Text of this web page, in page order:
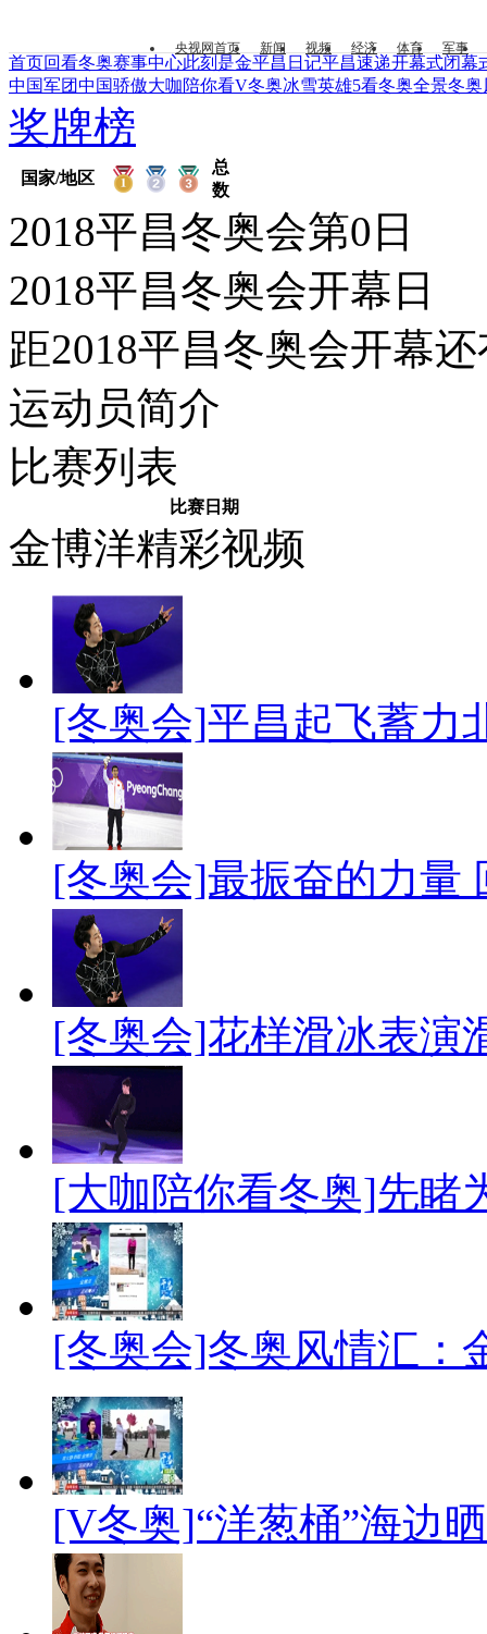
央视网首页 新闻 视频 经济 体育 军事
首页回看冬奥赛事中心此刻是金平昌日记平昌速递开幕式闭幕
中国军团中国骄傲大咖陪你看V冬奥冰雪英雄5看冬奥全景冬奥
奖牌榜
国家/地区
总
数
2018平昌冬奥会第0日
2018平昌冬奥会开幕日
距2018平昌冬奥会开幕
运动员简介
比赛列表
比赛日期
金博洋精彩视频
[冬奥会]平昌起飞蓄力
[冬奥会]最振奋的力量
[冬奥会]花样滑冰表演
[大咖陪你看冬奥]先睹
[冬奥会]冬奥风情汇：
[V冬奥]“洋葱桶”海边